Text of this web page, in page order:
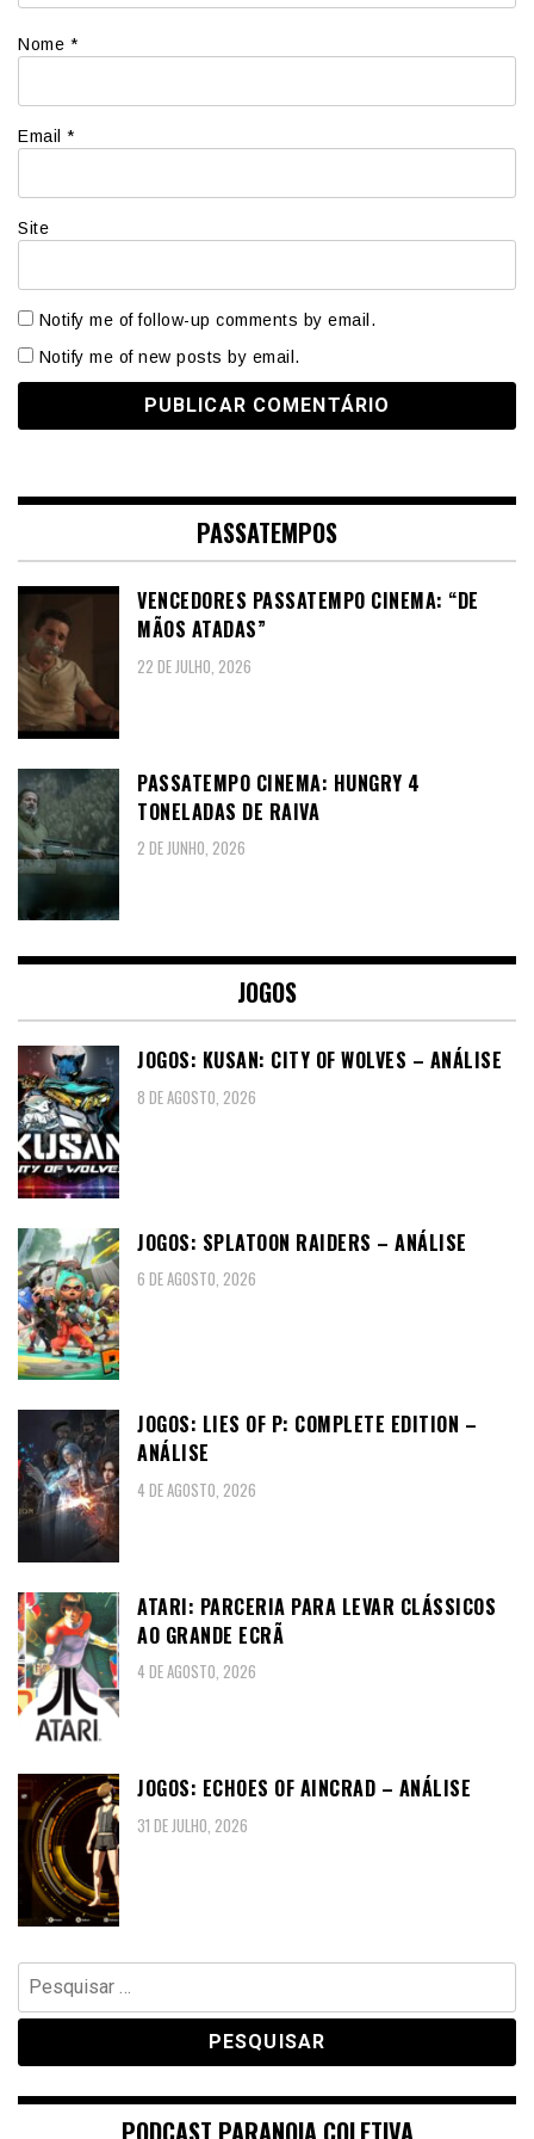
Nome *
Email *
Site
Notify me of follow-up comments by email.
Notify me of new posts by email.
PASSATEMPOS
VENCEDORES PASSATEMPO CINEMA: “DE
MÃOS ATADAS”
22 DE JULHO, 2026
PASSATEMPO CINEMA: HUNGRY 4
TONELADAS DE RAIVA
2 DE JUNHO, 2026
JOGOS
JOGOS: KUSAN: CITY OF WOLVES – ANÁLISE
8 DE AGOSTO, 2026
JOGOS: SPLATOON RAIDERS – ANÁLISE
6 DE AGOSTO, 2026
JOGOS: LIES OF P: COMPLETE EDITION –
ANÁLISE
4 DE AGOSTO, 2026
ATARI: PARCERIA PARA LEVAR CLÁSSICOS
AO GRANDE ECRÃ
4 DE AGOSTO, 2026
JOGOS: ECHOES OF AINCRAD – ANÁLISE
31 DE JULHO, 2026
Pesquisar
por:
PODCAST PARANOIA COLETIVA